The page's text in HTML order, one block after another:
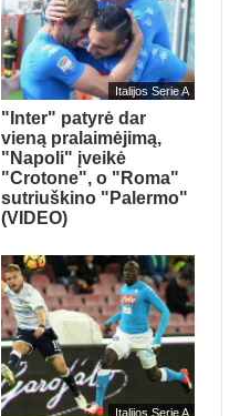
Italijos Serie A
"Inter" patyrė dar
vieną pralaimėjimą,
"Napoli" įveikė
"Crotone", o "Roma"
sutriuškino "Palermo"
(VIDEO)
Italijos Serie A